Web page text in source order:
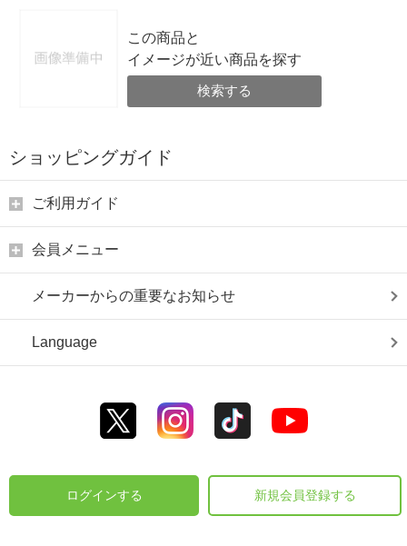
この商品と
イメージが近い商品を探す
検索する
ショッピングガイド
ご利用ガイド
会員メニュー
メーカーからの重要なお知らせ
Language
ログインする 新規会員登録する